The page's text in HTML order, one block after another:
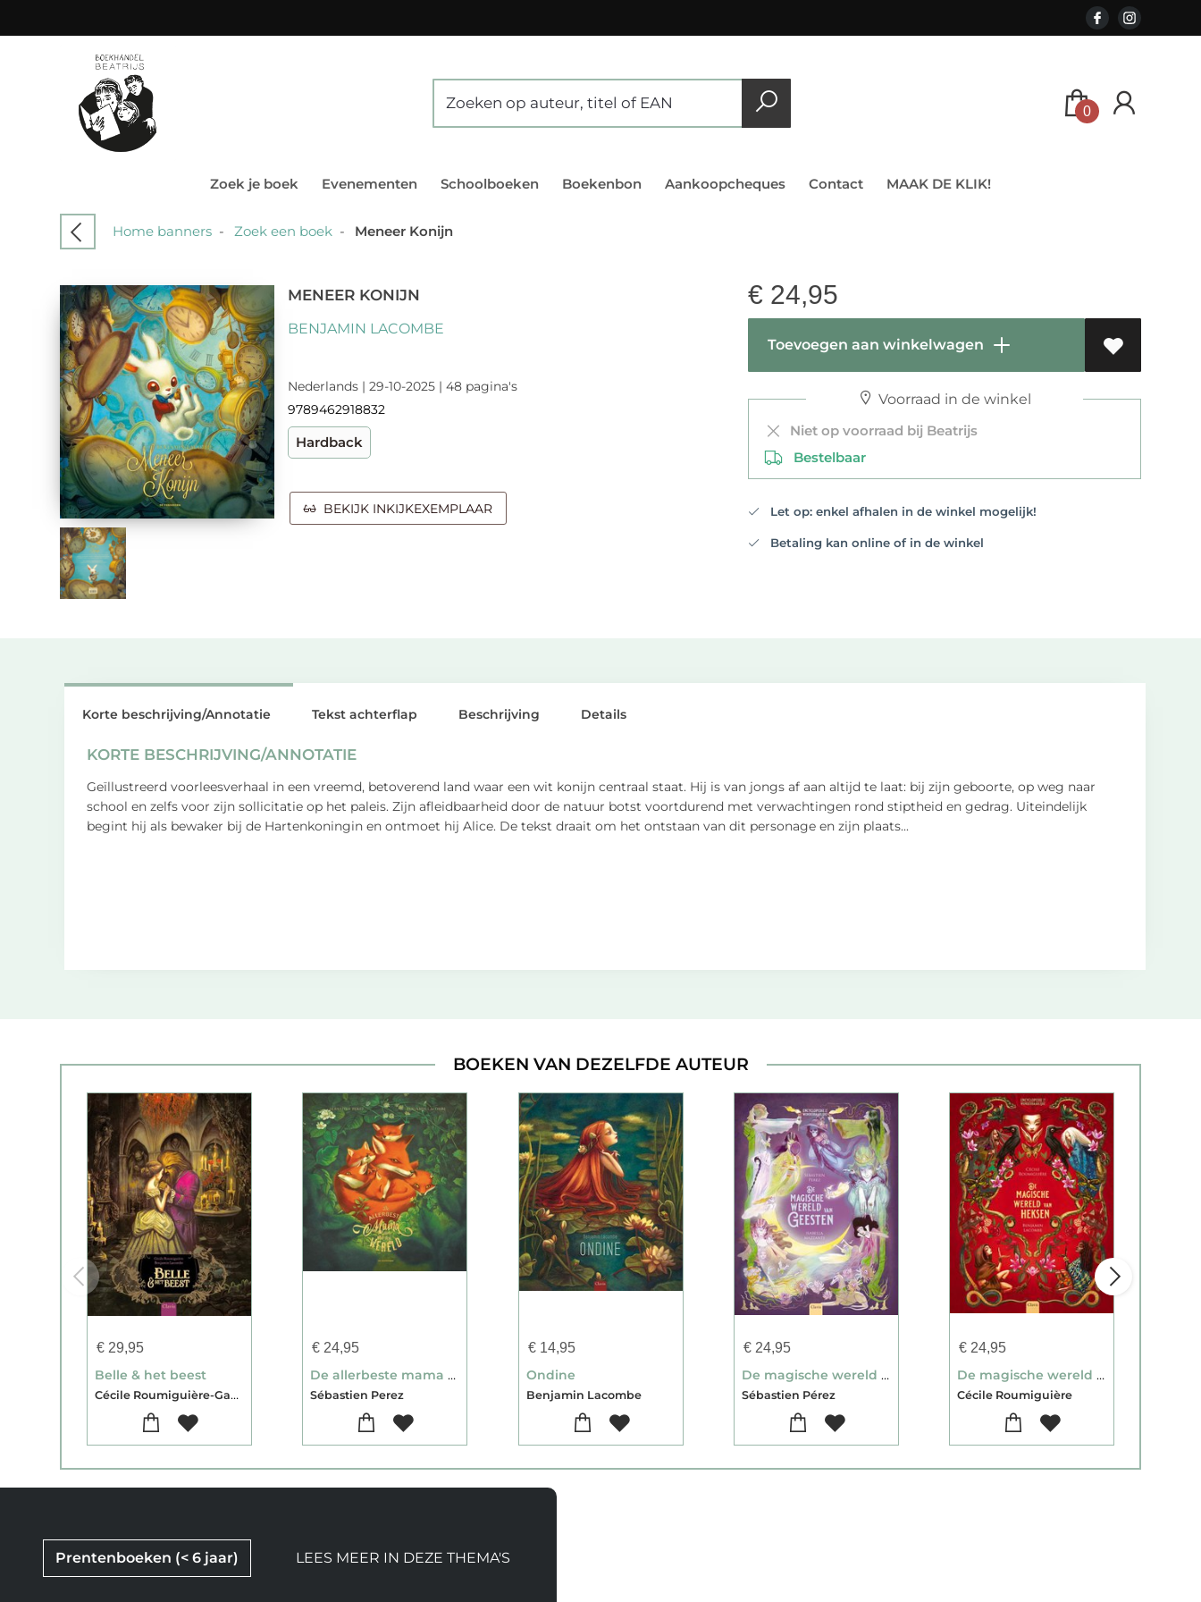
0
Zoek je boek Evenementen Schoolboeken Boekenbon Aankoopcheques Contact MAAK DE KLIK!
Home banners - Zoek een boek - Meneer Konijn
MENEER KONIJN
BENJAMIN LACOMBE
Nederlands | 29-10-2025 | 48 pagina's
9789462918832
Hardback
BEKIJK INKIJKEXEMPLAAR
€ 24,95
Toevoegen aan winkelwagen
Voorraad in de winkel
Niet op voorraad bij Beatrijs
Bestelbaar
Let op: enkel afhalen in de winkel mogelijk!
Betaling kan online of in de winkel
Korte beschrijving/Annotatie
KORTE BESCHRIJVING/ANNOTATIE
Geïllustreerd voorleesverhaal in een vreemd, betoverend land waar een wit konijn centraal staat. Hij is van jongs af aan altijd te laat: bij zijn geboorte, op weg naar
school en zelfs voor zijn sollicitatie op het paleis. Zijn afleidbaarheid door de natuur botst voortdurend met verwachtingen rond stiptheid en gedrag. Uiteindelijk
begint hij als bewaker bij de Hartenkoningin en ontmoet hij Alice. De tekst draait om het ontstaan van dit personage en zijn plaats...
Tekst achterflap Beschrijving Details
BOEKEN VAN DEZELFDE AUTEUR
€ 29,95
Belle & het beest
Cécile Roumiguière-Gabrielle Suzanne De Villeneuve
€ 24,95
De allerbeste mama van de hele wereld
Sébastien Perez
€14,95
Ondine
Benjamin Lacombe
€24,95
De magische wereld van geesten
Sébastien Pérez
€ 24,95
De magische wereld van heksen
Cécile Roumiguière
Prentenboeken (< 6 jaar) LEES MEER IN DEZE THEMA'S